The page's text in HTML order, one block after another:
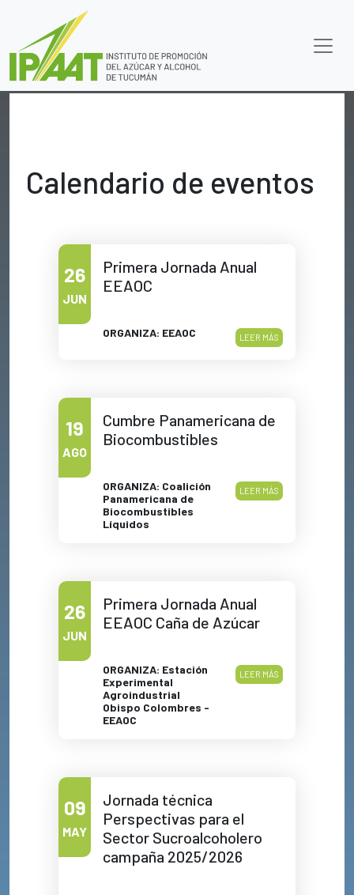
Calendario de eventos
26
JUN
Primera Jornada Anual
EEAOC
ORGANIZA: EEAOC LEER MÁS
19
AGO
Cumbre Panamericana de
Biocombustibles
ORGANIZA: Coalición
Panamericana de
Biocombustibles
Líquidos
LEER MÁS
26
JUN
Primera Jornada Anual
EEAOC Caña de Azúcar
ORGANIZA: Estación
Experimental
Agroindustrial
Obispo Colombres -
EEAOC
LEER MÁS
09
MAY
Jornada técnica
Perspectivas para el
Sector Sucroalcoholero
campaña 2025/2026